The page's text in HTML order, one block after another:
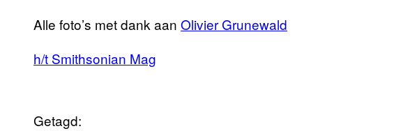
Alle foto’s met dank aan Olivier Grunewald
h/t Smithsonian Mag
Getagd: